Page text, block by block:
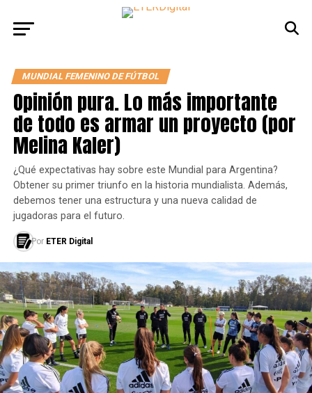
MUNDIAL FEMENINO DE FÚTBOL
Opinión pura. Lo más importante
de todo es armar un proyecto (por
Melina Kaler)
¿Qué expectativas hay sobre este Mundial para Argentina?
Obtener su primer triunfo en la historia mundialista. Además,
debemos tener una estructura y una nueva calidad de
jugadoras para el futuro.
Por ETER Digital